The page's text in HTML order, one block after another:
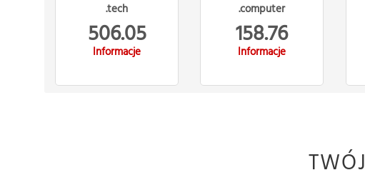
.tech
506.05
Informacje
.computer
158.76
Informacje
TWÓJ